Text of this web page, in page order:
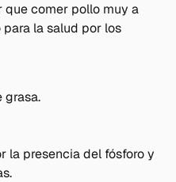
que comer pollo muy a
la salud por los
grasa.
la presencia del fósforo y